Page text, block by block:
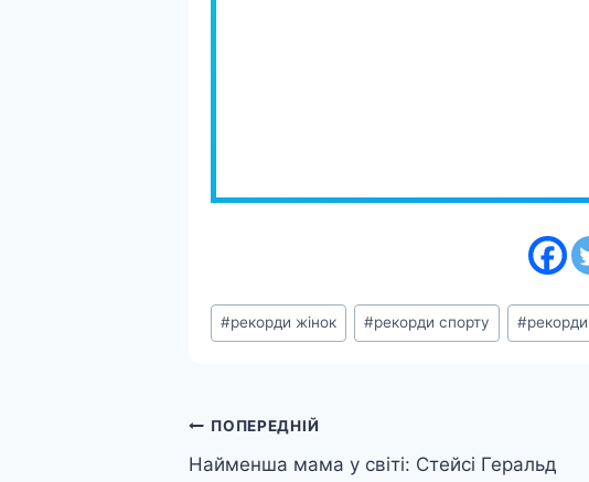
Позначки
запису:
#рекорди жінок #рекорди спорту #
Навігація
ПОПЕРЕДНІЙ
Найменша мама у світі: Стейсі Геральд